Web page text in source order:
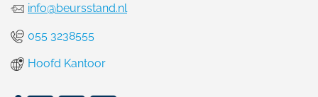
info@beursstand.nl
055 3238555
Hoofd Kantoor